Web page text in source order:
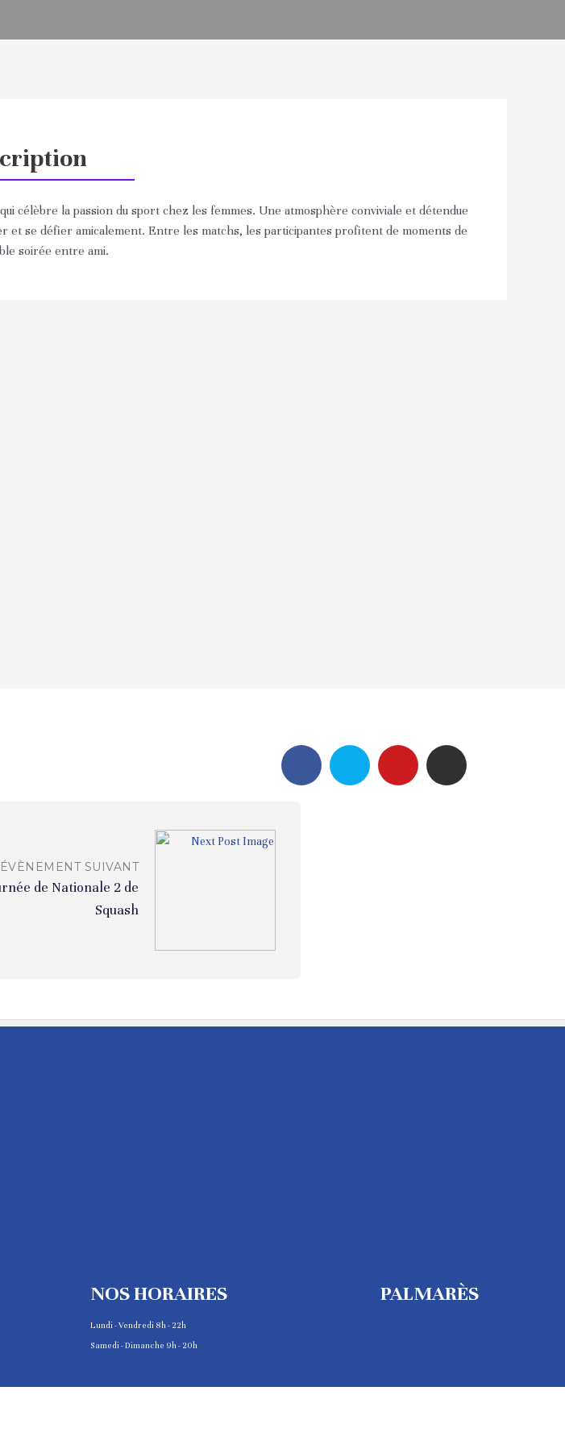
célèbre la passion du sport chez les femmes. Une atmosphère conviviale et détendue
et se défier amicalement. Entre les matchs, les participantes profitent de moments de
soirée entre ami.
ÉVÈNEMENT SUIVANT
de Nationale 2 de
Squash
NOS HORAIRES
Lundi - Vendredi 8h - 22h
Samedi - Dimanche 9h - 20h
PALMARÈS